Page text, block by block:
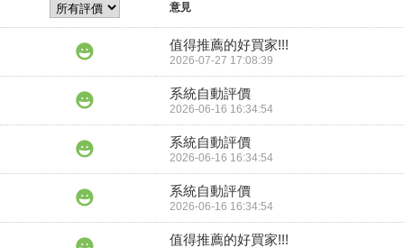
意見
值得推薦的好買家!!!
2026-07-27 17:08:39
系統自動評價
2026-06-16 16:34:54
系統自動評價
2026-06-16 16:34:54
系統自動評價
2026-06-16 16:34:54
值得推薦的好買家!!!